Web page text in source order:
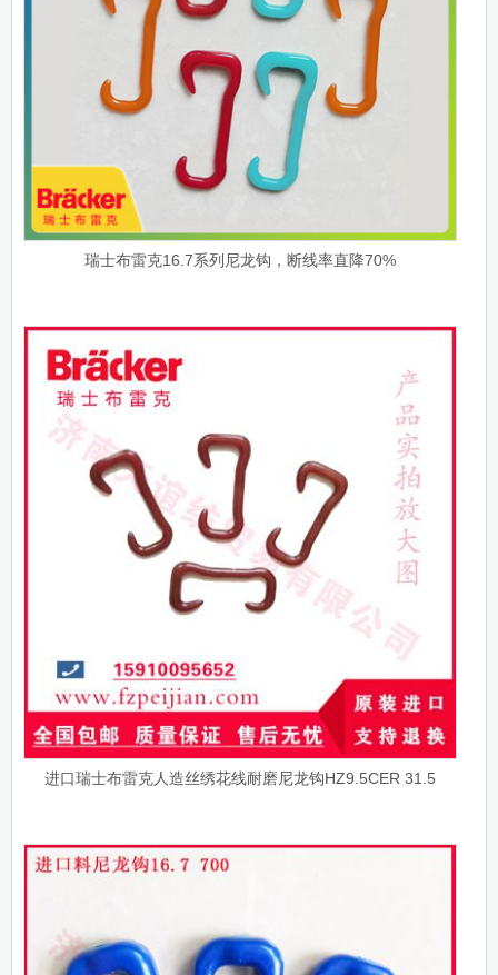
瑞士布雷克16.7系列尼龙钩，断线率直降70%
进口瑞士布雷克人造丝绣花线耐磨尼龙钩HZ9.5CER 31.5